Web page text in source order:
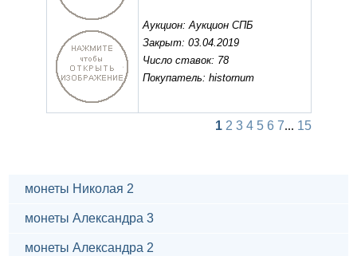
Аукцион: Аукцион СПБ
Закрыт: 03.04.2019
Число ставок: 78
Покупатель: histornum
1 2 3 4 5 6 7... 15
монеты Николая 2
монеты Александра 3
монеты Александра 2